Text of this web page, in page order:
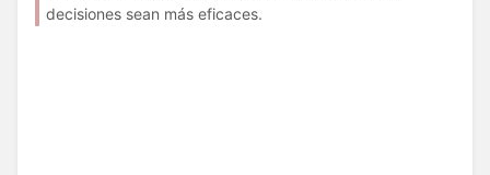
decisiones sean más eficaces.